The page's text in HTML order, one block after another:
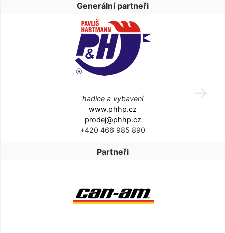
Generální partneři
hadice a vybavení
www.phhp.cz
prodej@phhp.cz
+420 466 985 890
Partneři